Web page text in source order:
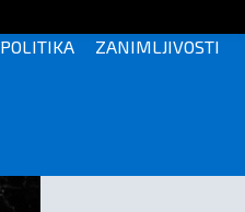
POLITIKA ZANIMLJIVOSTI